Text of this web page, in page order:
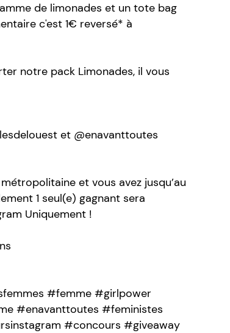
de limonades et un tote bag
c'est 1€ reversé* à
notre pack Limonades, il vous
et @enavanttoutes
et vous avez jusqu’au
1 seul(e) gagnant sera
Uniquement !
#femme #girlpower
#enavanttoutes #feministes
#concours #giveaway